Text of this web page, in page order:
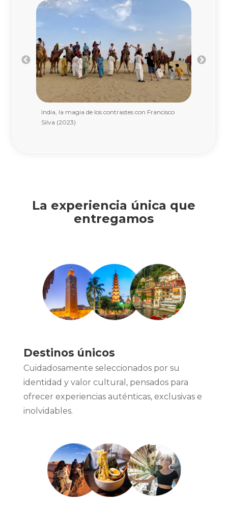
India, la magia de los contrastesconFrancisco
Silva(2023)
Las joyas
La experiencia única que
entregamos
Destinos únicos
Cuidadosamente seleccionados por su
identidad y valor cultural, pensados para
ofrecer experiencias auténticas, exclusivas e
inolvidables.